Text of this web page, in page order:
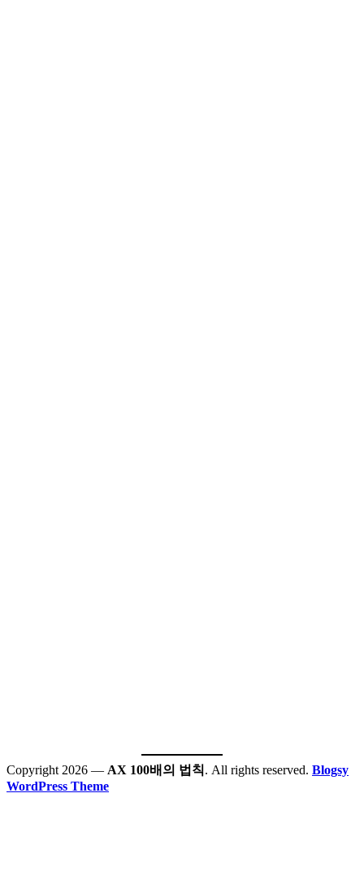
Copyright 2026 — AX 100배의 법칙. All rights reserved. Blogsy
WordPress Theme